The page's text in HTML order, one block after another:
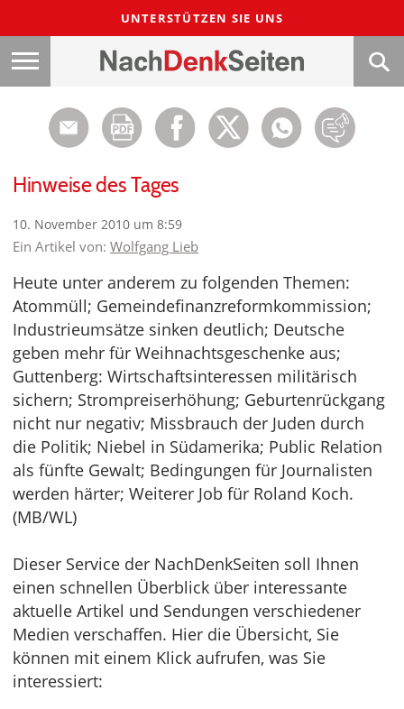
UNTERSTÜTZEN SIE UNS
Hinweise des Tages
10. November 2010 um 8:59
Ein Artikel von: Wolfgang Lieb
Heute unter anderem zu folgenden Themen:
Atommüll; Gemeindefinanzreformkommission;
Industrieumsätze sinken deutlich; Deutsche
geben mehr für Weihnachtsgeschenke aus;
Guttenberg: Wirtschaftsinteressen militärisch
sichern; Strompreiserhöhung; Geburtenrückgang
nicht nur negativ; Missbrauch der Juden durch
die Politik; Niebel in Südamerika; Public Relation
als fünfte Gewalt; Bedingungen für Journalisten
werden härter; Weiterer Job für Roland Koch.
(MB/WL)
Dieser Service der NachDenkSeiten soll Ihnen
einen schnellen Überblick über interessante
aktuelle Artikel und Sendungen verschiedener
Medien verschaffen. Hier die Übersicht, Sie
können mit einem Klick aufrufen, was Sie
interessiert: